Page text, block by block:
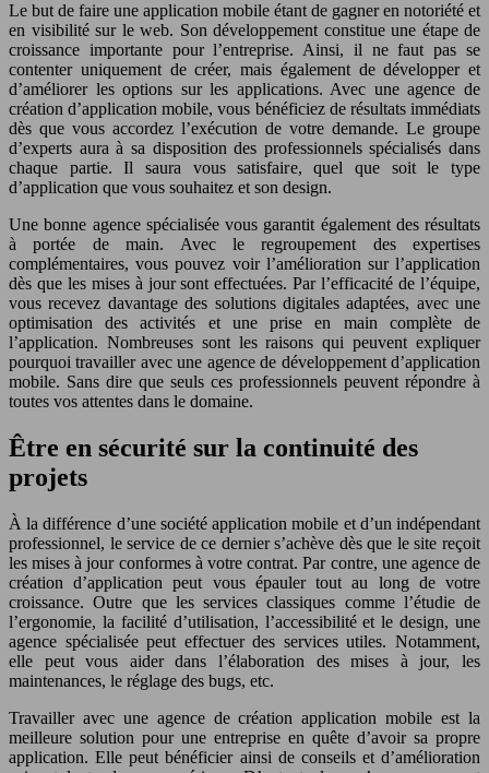
Le but de faire une application mobile étant de gagner en notoriété et
en visibilité sur le web. Son développement constitue une étape de
croissance importante pour l’entreprise. Ainsi, il ne faut pas se
contenter uniquement de créer, mais également de développer et
d’améliorer les options sur les applications. Avec une agence de
création d’application mobile, vous bénéficiez de résultats immédiats
dès que vous accordez l’exécution de votre demande. Le groupe
d’experts aura à sa disposition des professionnels spécialisés dans
chaque partie. Il saura vous satisfaire, quel que soit le type
d’application que vous souhaitez et son design.
Une bonne agence spécialisée vous garantit également des résultats
à portée de main. Avec le regroupement des expertises
complémentaires, vous pouvez voir l’amélioration sur l’application
dès que les mises à jour sont effectuées. Par l’efficacité de l’équipe,
vous recevez davantage des solutions digitales adaptées, avec une
optimisation des activités et une prise en main complète de
l’application. Nombreuses sont les raisons qui peuvent expliquer
pourquoi travailler avec une agence de développement d’application
mobile. Sans dire que seuls ces professionnels peuvent répondre à
toutes vos attentes dans le domaine.
Être en sécurité sur la continuité des
projets
À la différence d’une société application mobile et d’un indépendant
professionnel, le service de ce dernier s’achève dès que le site reçoit
les mises à jour conformes à votre contrat. Par contre, une agence de
création d’application peut vous épauler tout au long de votre
croissance. Outre que les services classiques comme l’étudie de
l’ergonomie, la facilité d’utilisation, l’accessibilité et le design, une
agence spécialisée peut effectuer des services utiles. Notamment,
elle peut vous aider dans l’élaboration des mises à jour, les
maintenances, le réglage des bugs, etc.
Travailler avec une agence de création application mobile est la
meilleure solution pour une entreprise en quête d’avoir sa propre
application. Elle peut bénéficier ainsi de conseils et d’amélioration